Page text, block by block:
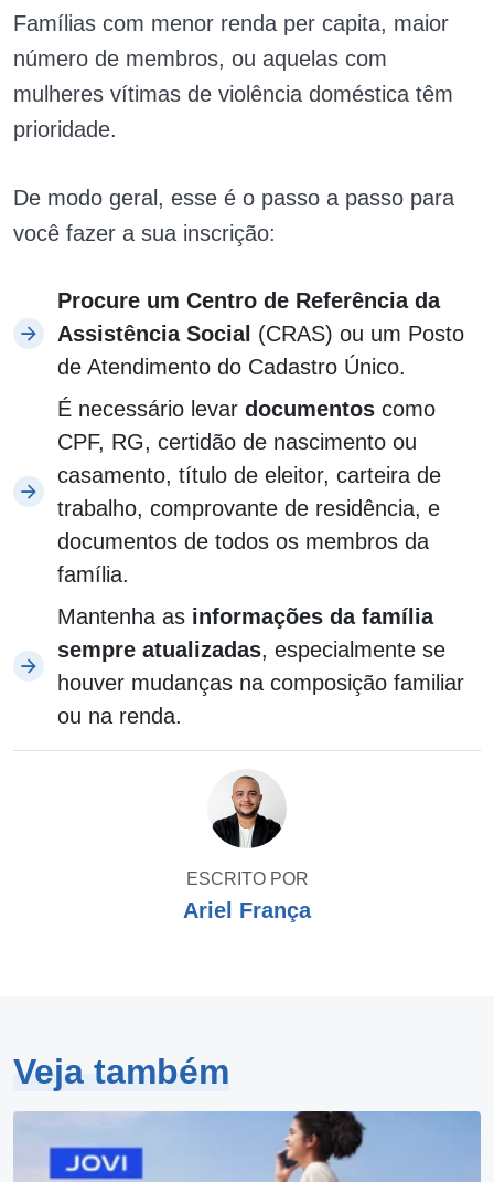
Famílias com menor renda per capita, maior
número de membros, ou aquelas com
mulheres vítimas de violência doméstica têm
prioridade.
De modo geral, esse é o passo a passo para
você fazer a sua inscrição:
Procure um Centro de Referência da
Assistência Social (CRAS) ou um Posto
de Atendimento do Cadastro Único.
É necessário levar documentos como
CPF, RG, certidão de nascimento ou
casamento, título de eleitor, carteira de
trabalho, comprovante de residência, e
documentos de todos os membros da
família.
Mantenha as informações da família
sempre atualizadas, especialmente se
houver mudanças na composição familiar
ou na renda.
ESCRITO POR
Ariel França
Veja também